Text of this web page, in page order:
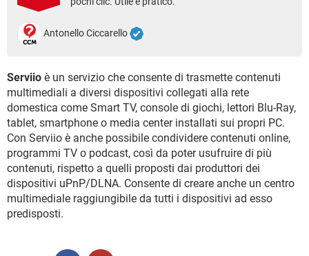
TIKTOK FACEBOOK
HARDWARE
Antonello Ciccarello
Serviio è un servizio che consente di trasmette contenuti
multimediali a diversi dispositivi collegati alla rete
domestica come Smart TV, console di giochi, lettori Blu-Ray,
tablet, smartphone o media center installati sui propri PC.
Con Serviio è anche possibile condividere contenuti online,
programmi TV o podcast, così da poter usufruire di più
contenuti, rispetto a quelli proposti dai produttori dei
dispositivi uPnP/DLNA. Consente di creare anche un centro
multimediale raggiungibile da tutti i dispositivi ad esso
predisposti.